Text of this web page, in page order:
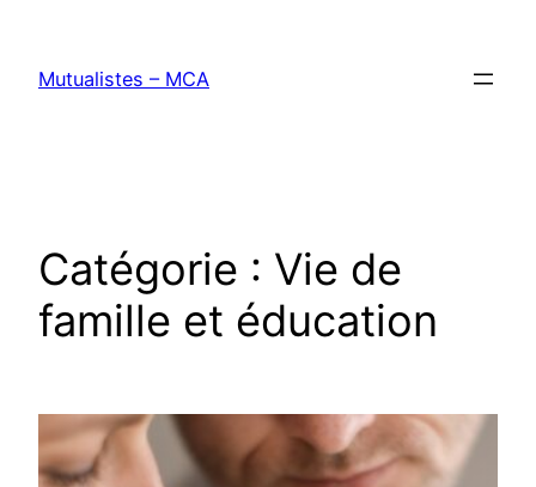
contenu
Mutualistes – MCA
Catégorie : Vie de
famille et éducation